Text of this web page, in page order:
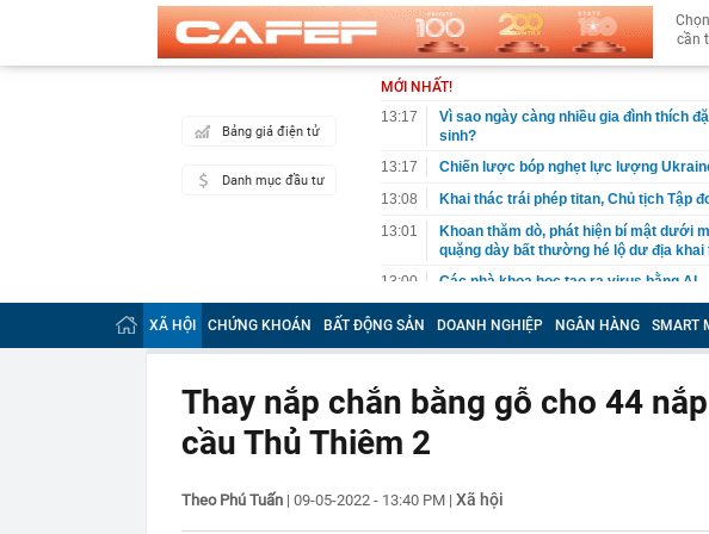
cần
Bảng giá điện tử
Danh mục đầu tư
MỚI NHẤT!
13:17
Vì sao ngày càng nhiều gia đình thích
sinh?
13:17
Chiến lược bóp nghẹt lực lượng
13:08
Khai thác trái phép titan, Chủ tịch Tập
13:01
Khoan thăm dò, phát hiện bí mật dưới
quặng dày bất thường hé lộ dư địa
13:00
Các nhà khoa học tạo ra virus bằng AI
12:45
Xuân Son xúc động khi trở thành cầu
sử đeo băng đội trưởng ĐT Việt Nam
12:21
Vì sao Khánh Sky và Hồ Văn Khoa đến
bị khởi tố?
12:18
12:04
Không phải Sa Pa, Việt Nam có 1 nơi
XÃ HỘI CHỨNG KHOÁN BẤT ĐỘNG SẢN DOANH NGHIỆP NGÂN HÀNG SMART
Thay nắp chắn bằng gỗ cho 44
cầu Thủ Thiêm 2
Theo Phú Tuấn | 09-05-2022 - 13:40 PM | Xã hội